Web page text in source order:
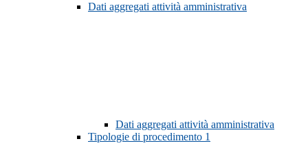
Dati aggregati attività amministrativa
Dati aggregati attività amministrativa
Tipologie di procedimento 1